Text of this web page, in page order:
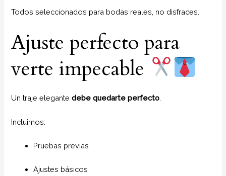
Todos seleccionados para bodas reales, no disfraces.
Ajuste perfecto para
verte impecable
Un traje elegantedebe quedarte perfecto
Incluimos:
Pruebas previas
Ajustes básicos